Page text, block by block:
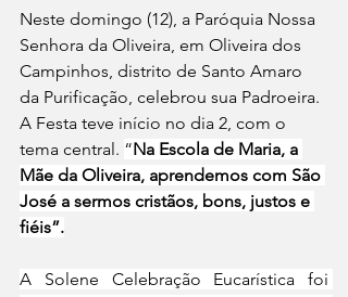
Neste domingo (12), a Paróquia Nossa
Senhora da Oliveira, em Oliveira dos
Campinhos, distrito de Santo Amaro
da Purificação, celebrou sua Padroeira.
A Festa teve início no dia 2, com o
tema central. “Na Escola de Maria, a
Mãe da Oliveira, aprendemos com São
José a sermos cristãos, bons, justos e
fiéis”.
A Solene Celebração Eucarística foi